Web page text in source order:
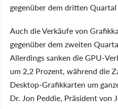
gegenüber dem dritten
Auch die Verkäufe von
gegenüber dem zweiten
Allerdings sanken die GPU-
um 2,2 Prozent, während die
Desktop-Grafikkarten um
Dr. Jon Peddie, Präsident von